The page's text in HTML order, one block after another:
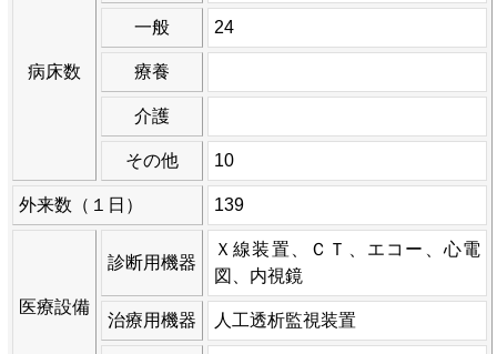
病床数
一般 24
療養
介護
その他 10
外来数（１日） 139
医療設備
診断用機器
Ｘ線装置、ＣＴ、エコー、心電
図、内視鏡
治療用機器 人工透析監視装置